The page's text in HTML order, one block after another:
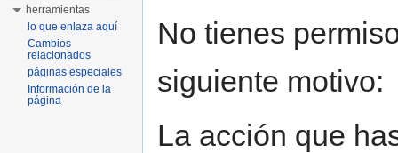
No tienes
siguiente motivo:
La acción que
herramientas
lo que enlaza aquí
Cambios
relacionados
páginas especiales
Información de la
página